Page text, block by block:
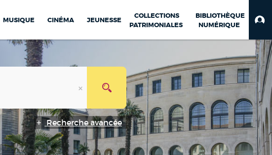
MUSIQUE CINÉMA JEUNESSE
COLLECTIONS
PATRIMONIALES
BIBLIOTHÈQUE
NUMÉRIQUE
Recherche avancée